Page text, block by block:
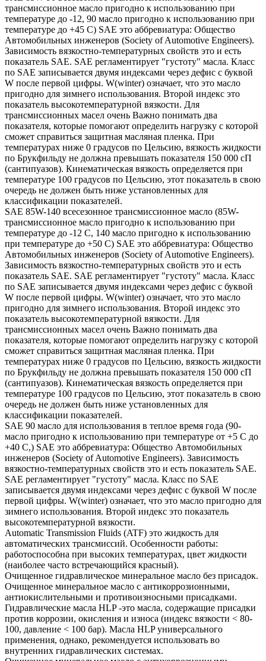
трансмиссионное масло пригодно к использованию при
температуре до -12, 90 масло пригодно к использованию при
температуре до +45 С) SAE это аббревиатура: Общество
Автомобильных инженеров (Society of Automotive Engineers).
Зависимость вязкостно-температурных свойств это и есть
показатель SAE. SAE регламентирует "густоту" масла. Класс
по SAE записывается двумя индексами через дефис с буквой
W после первой цифры. W(winter) означает, что это масло
пригодно для зимнего использования. Второй индекс это
показатель высокотемпературной вязкости. Для
трансмиссионных масел очень Важно понимать два
показателя, которые помогают определить нагрузку с которой
сможет справиться защитная масляная пленка. При
температурах ниже 0 градусов по Цельсию, вязкость жидкости
по Брукфильду не должна превышать показателя 150 000 сП
(сантипуазов). Кинематическая вязкость определяется при
температуре 100 градусов по Цельсию, этот показатель в свою
очередь не должен быть ниже установленных для
классификации показателей.
SAE 85W-140 всесезонное трансмиссионное масло (85W-
трансмиссионное масло пригодно к использованию при
температуре до -12 С, 140 масло пригодно к использованию
при температуре до +50 С) SAE это аббревиатура: Общество
Автомобильных инженеров (Society of Automotive Engineers).
Зависимость вязкостно-температурных свойств это и есть
показатель SAE. SAE регламентирует "густоту" масла. Класс
по SAE записывается двумя индексами через дефис с буквой
W после первой цифры. W(winter) означает, что это масло
пригодно для зимнего использования. Второй индекс это
показатель высокотемпературной вязкости. Для
трансмиссионных масел очень Важно понимать два
показателя, которые помогают определить нагрузку с которой
сможет справиться защитная масляная пленка. При
температурах ниже 0 градусов по Цельсию, вязкость жидкости
по Брукфильду не должна превышать показателя 150 000 сП
(сантипуазов). Кинематическая вязкость определяется при
температуре 100 градусов по Цельсию, этот показатель в свою
очередь не должен быть ниже установленных для
классификации показателей.
SAE 90 масло для использования в теплое время года (90-
масло пригодно к использованию при температуре от +5 С до
+40 С,) SAE это аббревиатура: Общество Автомобильных
инженеров (Society of Automotive Engineers). Зависимость
вязкостно-температурных свойств это и есть показатель SAE.
SAE регламентирует "густоту" масла. Класс по SAE
записывается двумя индексами через дефис с буквой W после
первой цифры. W(winter) означает, что это масло пригодно для
зимнего использования. Второй индекс это показатель
высокотемпературной вязкости.
Automatic Transmission Fluids (ATF) это жидкость для
автоматических трансмиссий. Особенности работы:
работоспособна при высоких температурах, цвет жидкости
(наиболее часто встречающийся красный).
Очищенное гидравлическое минеральное масло без присадок.
Очищенное минеральное масло с антикоррозионными,
антиокислительными и противоизносными присадками.
Гидравлические масла HLP -это масла, содержащие присадки
против коррозии, окисления и износа (индекс вязкости < 80-
100, давление < 100 бар). Масла HLP универсального
применения, однако, рекомендуется использовать во
внутренних гидравлических системах.